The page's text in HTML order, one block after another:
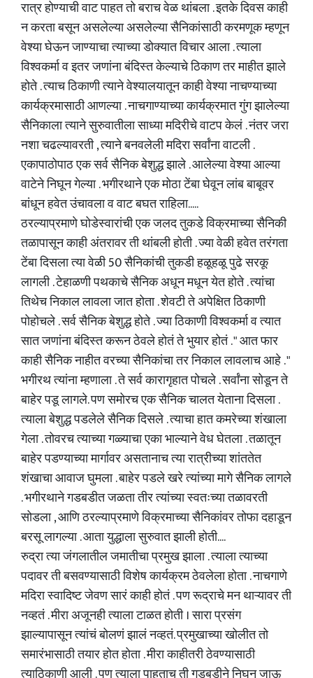
रात्र होण्याची वाट पाहत तो बराच वेळ थांबला . इतके दिवस काही
न करता बसून असलेल्या असलेल्या सैनिकांसाठी करमणूक म्हणून
वेश्या घेऊन जाण्याचा त्याच्या डोक्यात विचार आला . त्याला
विश्वकर्मा व इतर जणांना बंदिस्त केल्याचे ठिकाण तर माहीत झाले
होते . त्याच ठिकाणी त्याने वेश्यालयातून काही वेश्या नाचण्याच्या
कार्यक्रमासाठी आणल्या . नाचगाण्याच्या कार्यक्रमात गुंग झालेल्या
सैनिकाला त्याने सुरुवातीला साध्या मदिरीचे वाटप केलं . नंतर जरा
नशा चढल्यावरती , त्याने बनवलेली मदिरा सर्वांना वाटली .
एकापाठोपाठ एक सर्व सैनिक बेशुद्ध झाले . आलेल्या वेश्या आल्या
वाटेने निघून गेल्या . भगीरथाने एक मोठा टेंबा घेवून लांब बाबूवर
बांधून हवेत उंचावला व वाट बघत राहिला.....
ठरल्याप्रमाणे घोडेस्वारांची एक जलद तुकडे विक्रमाच्या सैनिकी
तळापासून काही अंतरावर ती थांबली होती . ज्या वेळी हवेत तरंगता
टेंबा दिसला त्या वेळी 50 सैनिकांची तुकडी हळूहळू पुढे सरकू
लागली . टेहाळणी पथकाचे सैनिक अधून मधून येत होते . त्यांचा
तिथेच निकाल लावला जात होता . शेवटी ते अपेक्षित ठिकाणी
पोहोचले . सर्व सैनिक बेशुद्ध होते . ज्या ठिकाणी विश्वकर्मा व त्यात
सात जणांना बंदिस्त करून ठेवले होतं ते भुयार होतं . " आत फार
काही सैनिक नाहीत वरच्या सैनिकांचा तर निकाल लावलाच आहे . "
भगीरथ त्यांना म्हणाला . ते सर्व कारागृहात पोचले . सर्वांना सोडून ते
बाहेर पडू लागले. पण समोरच एक सैनिक चालत येताना दिसला .
त्याला बेशुद्ध पडलेले सैनिक दिसले . त्याचा हात कमरेच्या शंखाला
गेला . तोवरच त्याच्या गळ्याचा एका भाल्याने वेध घेतला . तळातून
बाहेर पडण्याच्या मार्गावर असतानाच त्या रात्रीच्या शांततेत
शंखाचा आवाज घुमला . बाहेर पडले खरे त्यांच्या मागे सैनिक लागले
. भगीरथाने गडबडीत जळता तीर त्यांच्या स्वतःच्या तळावरती
सोडला , आणि ठरल्याप्रमाणे विक्रमाच्या सैनिकांवर तोफा दहाडून
बरसू लागल्या . आता युद्धाला सुरुवात झाली होती....
रुद्रा त्या जंगलातील जमातीचा प्रमुख झाला . त्याला त्याच्या
पदावर ती बसवण्यासाठी विशेष कार्यक्रम ठेवलेला होता . नाचगाणे
मदिरा स्वादिष्ट जेवण सारं काही होतं . पण रूद्राचे मन थाऱ्यावर ती
नव्हतं . मीरा अजूनही त्याला टाळत होती । सारा प्रसंग
झाल्यापासून त्यांचं बोलणं झालं नव्हतं. प्रमुखाच्या खोलीत तो
समारंभासाठी तयार होत होता . मीरा काहीतरी ठेवण्यासाठी